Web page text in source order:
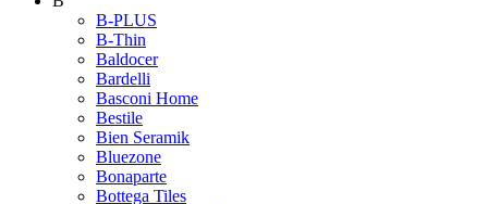
B-PLUS
B-Thin
Baldocer
Bardelli
Basconi Home
Bestile
Bien Seramik
Bluezone
Bonaparte
Bottega Tiles